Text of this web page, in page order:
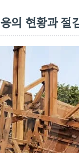
의 현황과 절